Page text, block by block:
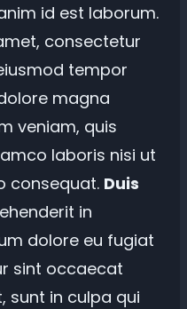
id est laborum.
consectetur
tempor
magna
veniam, quis
laboris nisi ut
consequat. Duis
in
dolore eu fugiat
sint occaecat
sunt in culpa qui